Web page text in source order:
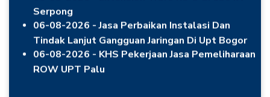
06-08-2026 - Jasa Perbaikan Instalasi Dan
Tindak Lanjut Gangguan Jaringan Di Upt Bogor
06-08-2026 - KHS Pekerjaan Jasa Pemeliharaan
ROW UPT Palu